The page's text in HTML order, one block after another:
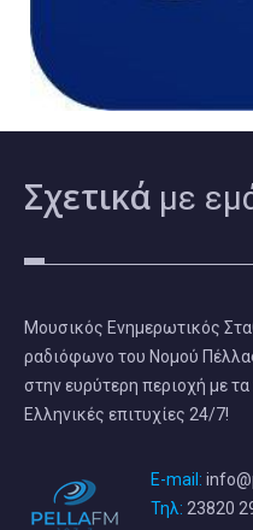
Σχετικά με
Μουσικός Ενημερωτικός
ραδιόφωνο του Νομού
στην ευρύτερη περιοχή με
Ελληνικές επιτυχίες 24/7!
E-mail:
Τηλ: 23820